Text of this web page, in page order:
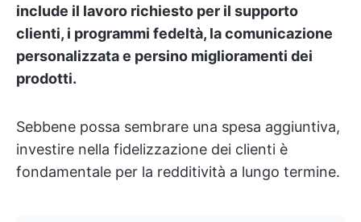
include il lavoro richiesto per il supporto
clienti, i programmi fedeltà, la comunicazione
personalizzata e persino miglioramenti dei
prodotti.
Sebbene possa sembrare una spesa aggiuntiva,
investire nella fidelizzazione dei clienti è
fondamentale per la redditività a lungo termine.